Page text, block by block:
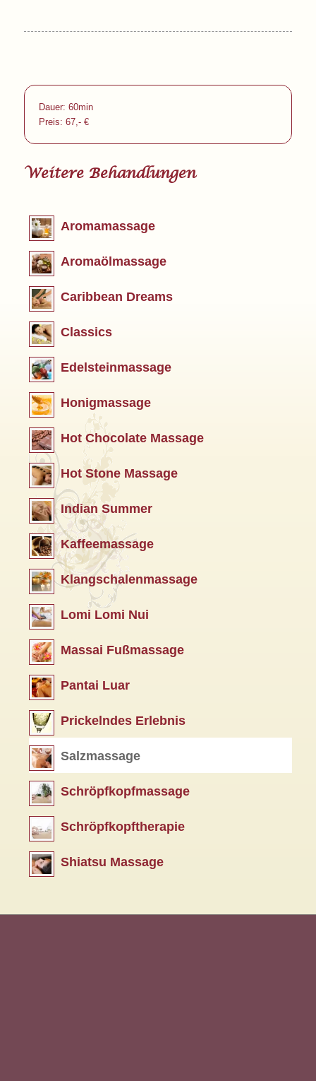
Dauer: 60min
Preis: 67,- €
Weitere Behandlungen
Aromamassage
Aromaölmassage
Caribbean Dreams
Classics
Edelsteinmassage
Honigmassage
Hot Chocolate Massage
Hot Stone Massage
Indian Summer
Kaffeemassage
Klangschalenmassage
Lomi Lomi Nui
Massai Fußmassage
Pantai Luar
Prickelndes Erlebnis
Salzmassage
Schröpfkopfmassage
Schröpfkopftherapie
Shiatsu Massage